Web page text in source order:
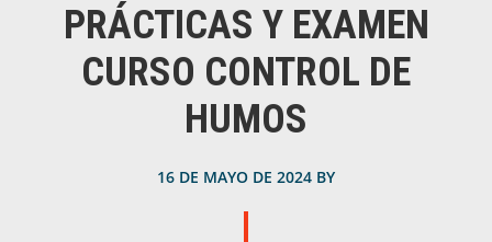
PRÁCTICAS Y EXAMEN
CURSO CONTROL DE
HUMOS
16 DE MAYO DE 2024 BY